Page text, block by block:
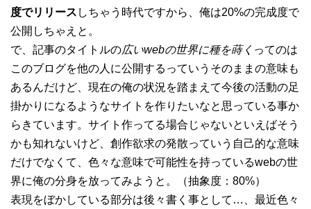
度でリリース しちゃう時代ですから、俺は20%の完成度で
公開しちゃえと。
で、記事のタイトルの広いwebの世界に種を蒔く ってのは
このブログを他の人に公開するっていうそのままの意味も
あるんだけど、現在の俺の状況を踏まえて今後の活動の足
掛かりになるようなサイトを作りたいなと思っている事か
らきています。サイト作ってる場合じゃないといえばそう
かも知れないけど、創作欲求の発散っていう自己的な意味
だけでなくて、色々な意味で可能性を持っているwebの世
界に俺の分身を放ってみようと。（抽象度：80%）
表現をぼかしている部分は後々書く事として…、最近色々